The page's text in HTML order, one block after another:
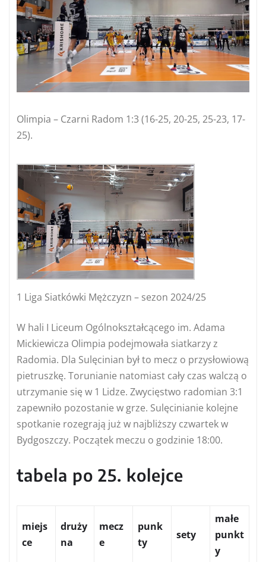
Olimpia – Czarni Radom 1:3 (16-25, 20-25, 25-23, 17-
25).
1 Liga Siatkówki Mężczyzn – sezon 2024/25
W hali I Liceum Ogólnokształcącego im. Adama
Mickiewicza Olimpia podejmowała siatkarzy z
Radomia. Dla Sulęcinian był to mecz o przysłowiową
pietruszkę. Torunianie natomiast cały czas walczą o
utrzymanie się w 1 Lidze. Zwycięstwo radomian 3:1
zapewniło pozostanie w grze. Sulęcinianie kolejne
spotkanie rozegrają już w najbliższy czwartek w
Bydgoszczy. Początek meczu o godzinie 18:00.
tabela po 25. kolejce
miejs
ce
druży
na
mecz
e
punk
ty
sety
małe
punkt
y